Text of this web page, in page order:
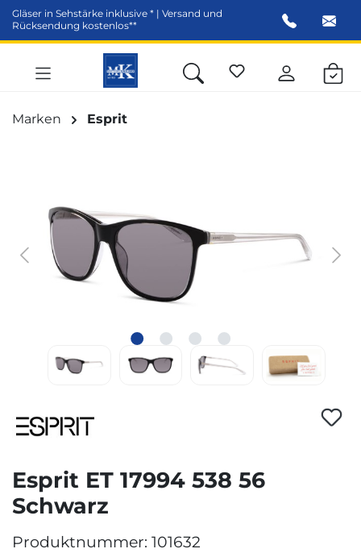
springen
Gläser in Sehstärke inklusive * | Versand und
Rücksendung kostenlos**
Marken Esprit
Esprit ET 17994 538 56
Schwarz
Produktnummer: 101632